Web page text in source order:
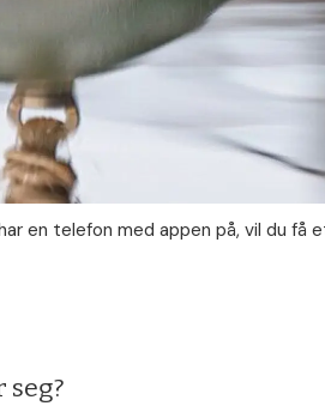
en telefon med appen på, vil du